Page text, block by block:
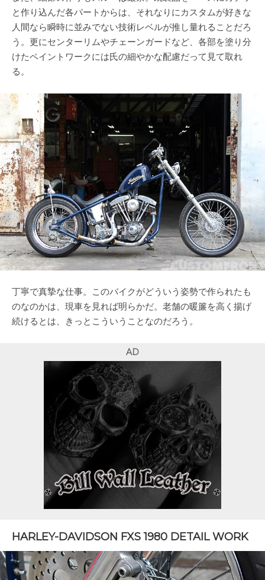
と作り込んだ各パートからは、それなりにカスタムが好きな
人間なら瞬時に並みでない技術レベルが推し量れることだろ
う。更にセンターリムやチェーンガードなど、各部を塗り分
けたペイントワークには氏の細やかな配慮だって見て取れ
る。
丁寧で真摯な仕事。このバイクがどういう姿勢で作られたも
のなのかは、現車を見れば明らかだ。老舗の暖簾を高く揚げ
続けるとは、きっとこういうことなのだろう。
AD
HARLEY-DAVIDSON FXS 1980 DETAIL WORK